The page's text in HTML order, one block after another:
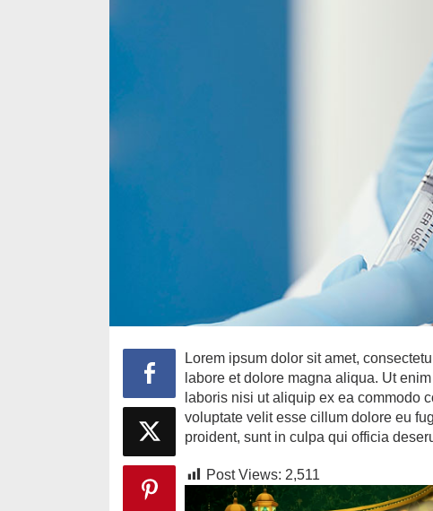
Lorem ipsum dolor sit amet,
labore et dolore magna aliqua. Ut
laboris nisi ut aliquip ex ea commodo
voluptate velit esse cillum dolore eu
proident, sunt in culpa qui officia
Post Views: 2,511